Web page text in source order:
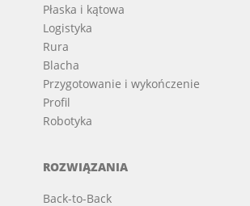
Płaska i kątowa
Logistyka
Rura
Blacha
Przygotowanie i wykończenie
Profil
Robotyka
ROZWIĄZANIA
Back-to-Back